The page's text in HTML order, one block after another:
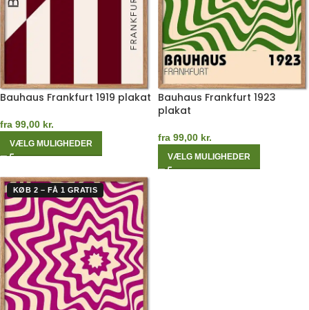
Bauhaus Frankfurt 1919 plakat
fra 99,00 kr.
VÆLG MULIGHEDER
Bauhaus Frankfurt 1923
plakat
fra 99,00 kr.
VÆLG MULIGHEDER
KØB 2 – FÅ 1 GRATIS